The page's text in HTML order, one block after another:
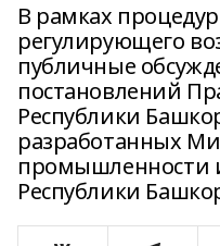
В рамках
регулирующего
публичные
постановлений
Республики
разработанных
промышленности
Республики